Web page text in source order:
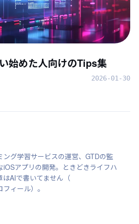
始めた人向けのTips集
2026-01-30
ング学習サービスの運営、GTDの監
iOSアプリの開発。ときどきライフハ
はAIで書いてません（
フィール）。
リ・ツール